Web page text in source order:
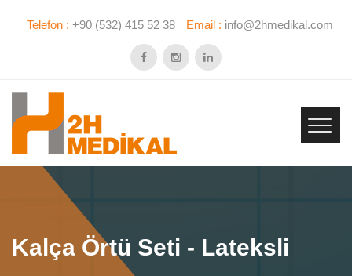
Telefon : +90 (532) 415 52 38 Email : info@2hmedikal.com
Kalça Örtü Seti - Lateksli